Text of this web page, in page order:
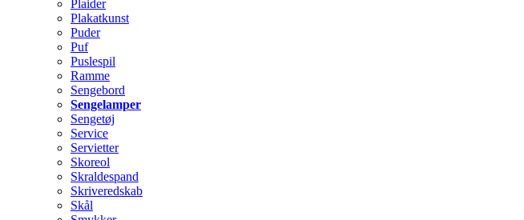
Plaider
Plakatkunst
Puder
Puf
Puslespil
Ramme
Sengebord
Sengelamper
Sengetøj
Service
Servietter
Skoreol
Skraldespand
Skriveredskab
Skål